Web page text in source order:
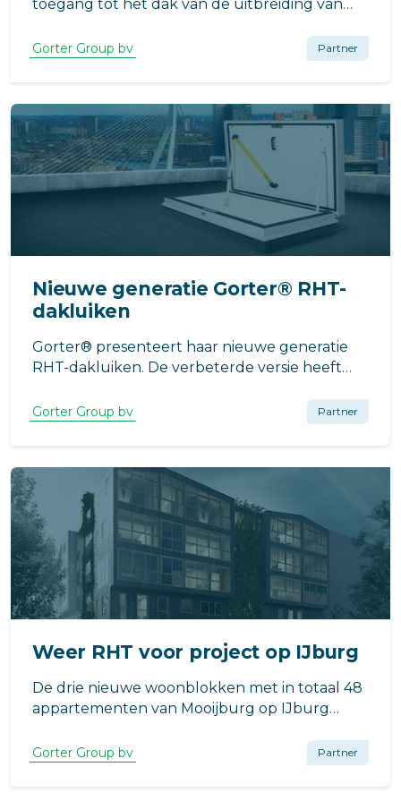
toegang tot het dak van de uitbreiding van
dakluik van Gorter. Waarom? Het dakluik
draagt bij aan een energiezuinig pand en biedt
een compleet veilige toegang tot het dak.
Gorter Group bv Partner
Nieuwe generatie Gorter® RHT-
dakluiken
Gorter® presenteert haar nieuwe generatie
RHT-dakluiken. De verbeterde versie heeft
en is hiermee nog beter bestand tegen
extreme belastingen die tijdens de bouw of de
gebruiksfase kunnen voorkomen.
Gorter Group bv Partner
Weer RHT voor project op IJburg
De drie nieuwe woonblokken met in totaal 48
appartementen van Mooijburg op IJburg
bewoners én zeker van een veilige
daktoegang voor als er onderhoud aan het
Gorter Group bv Partner